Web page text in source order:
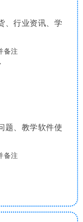
、行业资讯、学
备注
、 教学软件使
备注